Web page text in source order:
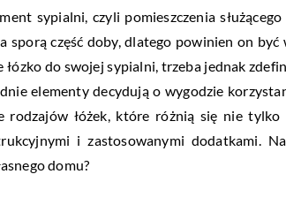
sypialni, czyli pomieszczenia
sporą część doby, dlatego powinien on
łózko do swojej sypialni, trzeba jednak
elementy decydują o wygodzie
rodzajów łóżek, które różnią się nie
i zastosowanymi dodatkami.
domu?